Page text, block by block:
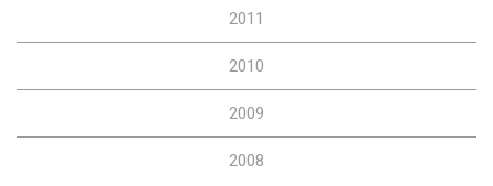
2011
2010
2009
2008